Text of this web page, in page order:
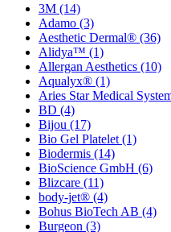
3M (14)
Adamo (3)
Aesthetic Dermal® (36)
Alidya™ (1)
Allergan Aesthetics (10)
Aqualyx® (1)
Aries Star Medical
BD (4)
Bijou (17)
Bio Gel Platelet (1)
Biodermis (14)
BioScience GmbH (6)
Blizcare (11)
body-jet® (4)
Bohus BioTech AB (4)
Burgeon (3)